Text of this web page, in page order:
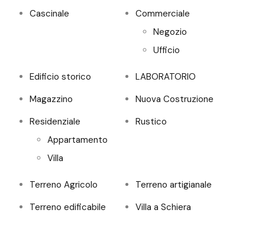
Cascinale
Commerciale
Negozio
Ufficio
Edificio storico
LABORATORIO
Magazzino
Nuova Costruzione
Residenziale
Appartamento
Villa
Rustico
Terreno Agricolo
Terreno artigianale
Terreno edificabile
Villa a Schiera